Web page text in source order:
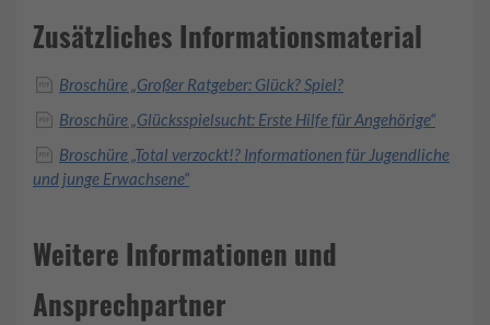
Zusätzliches Informationsmaterial
Broschüre „Großer Ratgeber: Glück? Spiel?
Broschüre „Glücksspielsucht: Erste Hilfe für Angehörige“
Broschüre „Total verzockt!? Informationen für Jugendliche
und junge Erwachsene“
Weitere Informationen und
Ansprechpartner